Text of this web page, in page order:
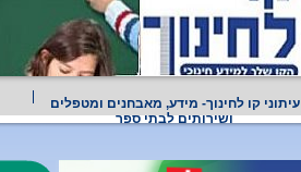
עיתוני קו לחינוך- מידע, מאבחנים ומטפלים
ושירותים לבתי ספר